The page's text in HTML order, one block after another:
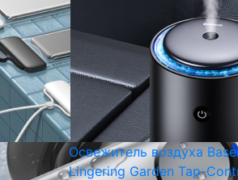
Освежитель воздуха
Lingering Garden Tap-